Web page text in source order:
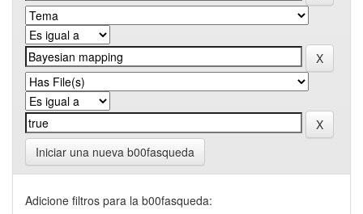
Iniciar una nueva b00fasqueda
Adicione filtros para la b00fasqueda: